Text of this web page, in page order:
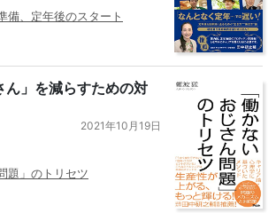
備、定年後のスタート
ん」を減らすための対
2021年10月19日
題」のトリセツ